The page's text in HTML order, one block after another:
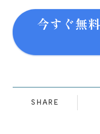
今すぐ無
SHARE